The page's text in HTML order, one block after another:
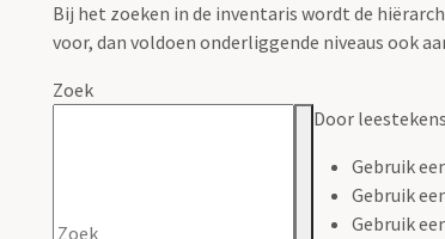
Bij het zoeken in de inventaris wordt de
voor, dan voldoen onderliggende niveaus ook
Zoek
Door
Gebruik
Gebruik
Gebruik